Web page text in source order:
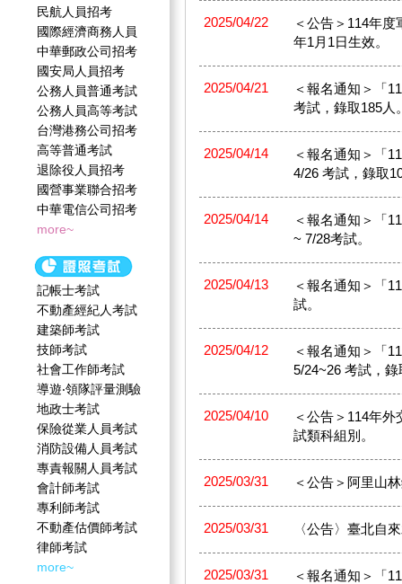
民航人員招考
國際經濟商務人員
中華郵政公司招考
國安局人員招考
公務人員普通考試
公務人員高等考試
台灣港務公司招考
高等普通考試
退除役人員招考
國營事業聯合招考
中華電信公司招考
more~
記帳士考試
不動產經紀人考試
建築師考試
技師考試
社會工作師‍考試
導遊‧領隊評量測驗
地政士考試
保險從業人員考試
消防設備人員考試
專責報關人員考試
會計師考試
專利師考試
不動產估價師考試
律師考試
more~
2025/04/22
＜公告＞114年
年1月1日生效。
2025/04/21
＜報名通知＞「
考試，錄取185人
2025/04/14
＜報名通知＞「
4/26 考試，錄取
2025/04/14
＜報名通知＞「
~ 7/28考試。
2025/04/13
＜報名通知＞「
試。
2025/04/12
＜報名通知＞「
5/24~26 考試，
2025/04/10
＜公告＞114年
試類科組別。
2025/03/31 ＜公告＞阿里山
2025/03/31 〈公告〉臺北自
2025/03/31
＜報名通知＞「